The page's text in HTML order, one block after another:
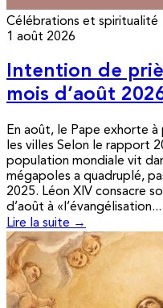
Célébrations et spiritualité
1 août 2026
Intention de
mois d’août
En août, le Pape exhorte à
les villes Selon le rapport
population mondiale vit
mégapoles a quadruplé,
2025. Léon XIV consacre
d’août à «l’évangélisation...
Lire la suite →